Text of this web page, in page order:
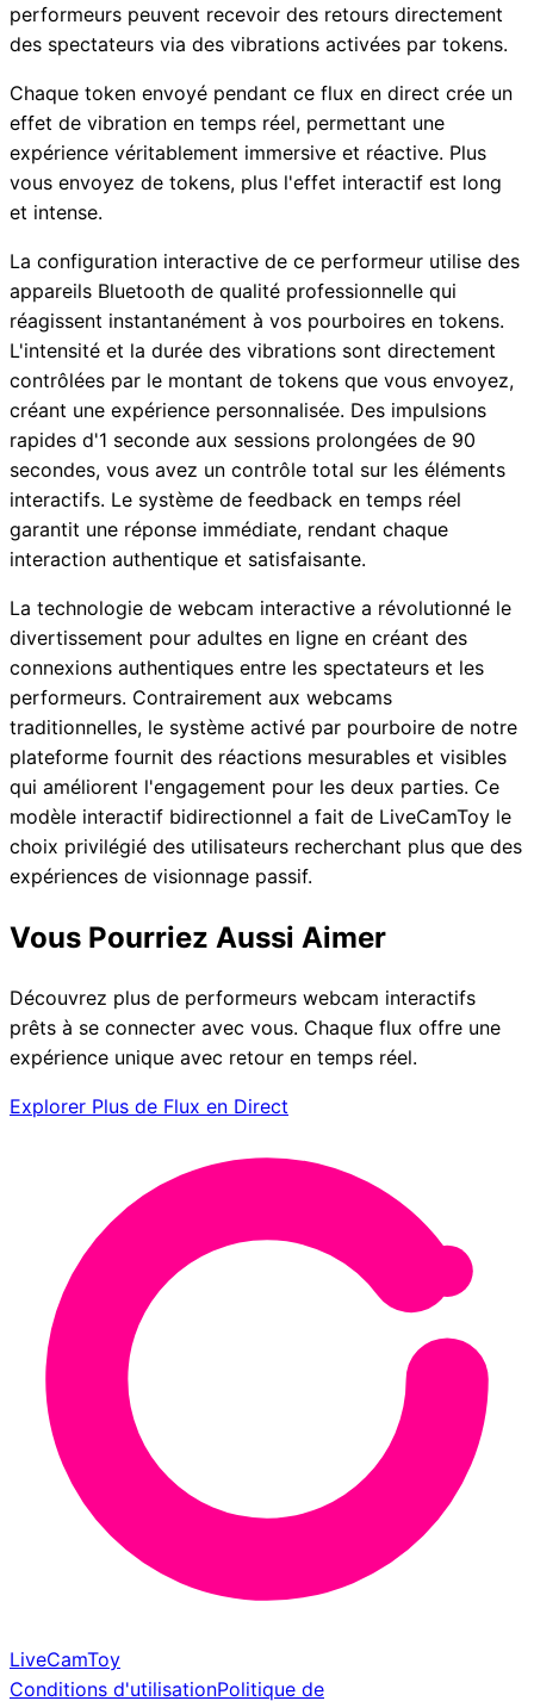
performeurs peuvent recevoir des retours directement
des spectateurs via des vibrations activées par tokens.
Chaque token envoyé pendant ce flux en direct crée un
effet de vibration en temps réel, permettant une
expérience véritablement immersive et réactive. Plus
vous envoyez de tokens, plus l'effet interactif est long
et intense.
La configuration interactive de ce performeur utilise des
appareils Bluetooth de qualité professionnelle qui
réagissent instantanément à vos pourboires en tokens.
L'intensité et la durée des vibrations sont directement
contrôlées par le montant de tokens que vous envoyez,
créant une expérience personnalisée. Des impulsions
rapides d'1 seconde aux sessions prolongées de 90
secondes, vous avez un contrôle total sur les éléments
interactifs. Le système de feedback en temps réel
garantit une réponse immédiate, rendant chaque
interaction authentique et satisfaisante.
La technologie de webcam interactive a révolutionné le
divertissement pour adultes en ligne en créant des
connexions authentiques entre les spectateurs et les
performeurs. Contrairement aux webcams
traditionnelles, le système activé par pourboire de notre
plateforme fournit des réactions mesurables et visibles
qui améliorent l'engagement pour les deux parties. Ce
modèle interactif bidirectionnel a fait de LiveCamToy le
choix privilégié des utilisateurs recherchant plus que des
expériences de visionnage passif.
Vous Pourriez Aussi Aimer
Découvrez plus de performeurs webcam interactifs
prêts à se connecter avec vous. Chaque flux offre une
expérience unique avec retour en temps réel.
Explorer Plus de Flux en Direct
LiveCamToy
Conditions d'utilisationPolitique de